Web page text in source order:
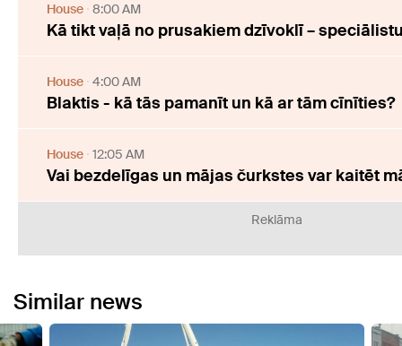
House 8:00 AM
Kā tikt vaļā no prusakiem dzīvoklī –
House 4:00 AM
Blaktis - kā tās pamanīt un kā ar tām cīnīties?
House 12:05 AM
Vai bezdelīgas un mājas čurkstes var kaitēt
Reklāma
Similar news